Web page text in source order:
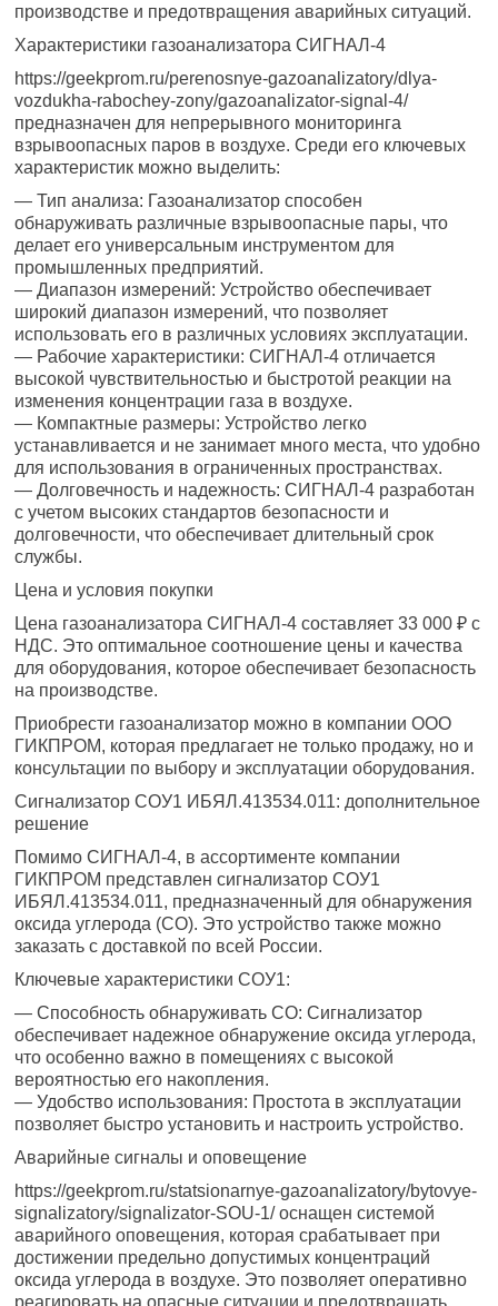
производстве и предотвращения аварийных ситуаций.
Характеристики газоанализатора СИГНАЛ-4
https://geekprom.ru/perenosnye-gazoanalizatory/dlya-
vozdukha-rabochey-zony/gazoanalizator-signal-4/
предназначен для непрерывного мониторинга
взрывоопасных паров в воздухе. Среди его ключевых
характеристик можно выделить:
— Тип анализа: Газоанализатор способен
обнаруживать различные взрывоопасные пары, что
делает его универсальным инструментом для
промышленных предприятий.
— Диапазон измерений: Устройство обеспечивает
широкий диапазон измерений, что позволяет
использовать его в различных условиях эксплуатации.
— Рабочие характеристики: СИГНАЛ-4 отличается
высокой чувствительностью и быстротой реакции на
изменения концентрации газа в воздухе.
— Компактные размеры: Устройство легко
устанавливается и не занимает много места, что удобно
для использования в ограниченных пространствах.
— Долговечность и надежность: СИГНАЛ-4 разработан
с учетом высоких стандартов безопасности и
долговечности, что обеспечивает длительный срок
службы.
Цена и условия покупки
Цена газоанализатора СИГНАЛ-4 составляет 33 000 ₽ с
НДС. Это оптимальное соотношение цены и качества
для оборудования, которое обеспечивает безопасность
на производстве.
Приобрести газоанализатор можно в компании ООО
ГИКПРОМ, которая предлагает не только продажу, но и
консультации по выбору и эксплуатации оборудования.
Сигнализатор СОУ1 ИБЯЛ.413534.011: дополнительное
решение
Помимо СИГНАЛ-4, в ассортименте компании
ГИКПРОМ представлен сигнализатор СОУ1
ИБЯЛ.413534.011, предназначенный для обнаружения
оксида углерода (CO). Это устройство также можно
заказать с доставкой по всей России.
Ключевые характеристики СОУ1:
— Способность обнаруживать CO: Сигнализатор
обеспечивает надежное обнаружение оксида углерода,
что особенно важно в помещениях с высокой
вероятностью его накопления.
— Удобство использования: Простота в эксплуатации
позволяет быстро установить и настроить устройство.
Аварийные сигналы и оповещение
https://geekprom.ru/statsionarnye-gazoanalizatory/bytovye-
signalizatory/signalizator-SOU-1/ оснащен системой
аварийного оповещения, которая срабатывает при
достижении предельно допустимых концентраций
оксида углерода в воздухе. Это позволяет оперативно
реагировать на опасные ситуации и предотвращать